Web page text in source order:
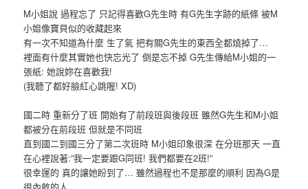
M小姐說 過程忘了 只記得喜歡G先生時 有G先生字跡的紙條 被M
小姐像寶貝似的收藏起來
有一次不知道為什麼 生了氣 把有關G先生的東西全都燒掉了…
裡面有什麼其實她也快忘光了 倒是忘不掉 G先生傳給M小姐的一
張紙: 她說妳在喜歡我!
(我聽了都好臉紅心跳喔! XD)
國二時 重新分了班 開始有了前段班與後段班 雖然G先生和M小姐
都被分在前段班 但就是不同班
直到國二到國三分了第二次班時 M小姐印象很深 在分班那天 一直
在心裡說著:”我一定要跟G同班! 我們都要在2班!”
很幸運的 真的讓她盼到了… 雖然過程也不是那麼的順利 因為G是